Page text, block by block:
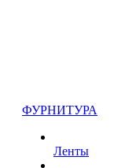
ФУРНИТУРА
Ленты